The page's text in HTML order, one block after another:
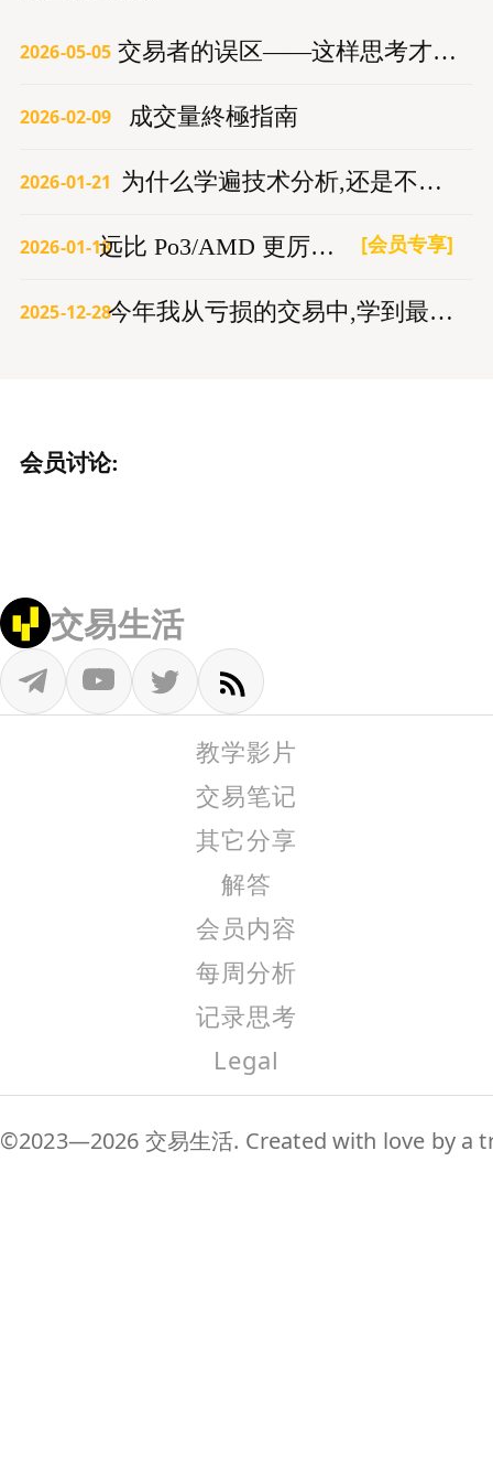
2026-05-05 交易者的误区——这样思考才能赚钱
2026-02-09 成交量終極指南
2026-01-21 为什么学遍技术分析,还是不赚钱？
2026-01-18 远比 Po3/AMD 更厉害的交易模型 [会员专享]
2025-12-28 今年我从亏损的交易中,学到最重要的3件事
会员讨论:
交易生活
教学影片
交易笔记
其它分享
解答
会员内容
每周分析
记录思考
Legal
©2023—2026 交易生活. Created with love by a